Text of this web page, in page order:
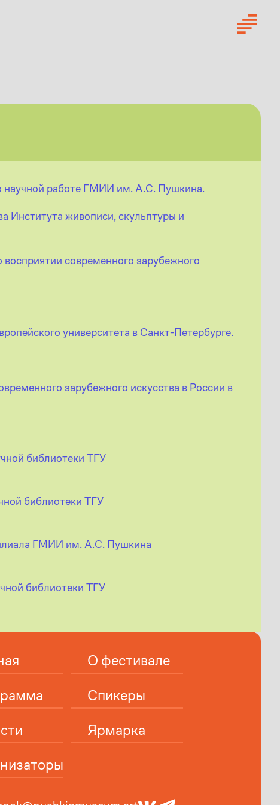
научной работе ГМИИ им. А.С. Пушкина.
Института живописи, скульптуры и
современного зарубежного
университета в Санкт-Петербурге.
зарубежного искусства в России в
библиотеки ТГУ
библиотеки ТГУ
ГМИИ им. А.С. Пушкина
библиотеки ТГУ
О фестивале
Спикеры
Ярмарка